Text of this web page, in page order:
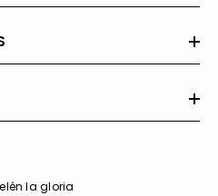
la gloria